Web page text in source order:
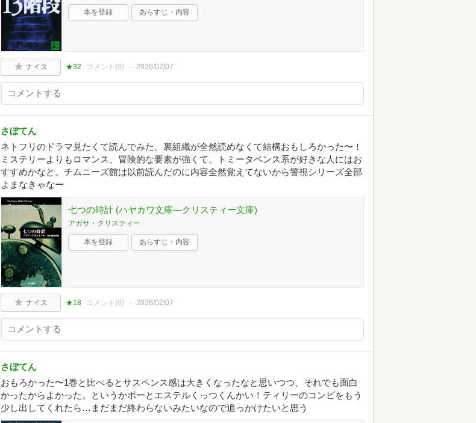
本を登録 あらすじ・内容
ナイス ★32 コメント(0) 2026/02/07
さぼてん
ネトフリのドラマ見たくて読んでみた。裏組織が全然読めなくて結構おもしろかった〜！
ミステリーよりもロマンス、冒険的な要素が強くて、トミータペンス系が好きな人にはお
すすめかなと。チムニーズ館は以前読んだのに内容全然覚えてないから警視シリーズ全部
よまなきゃなー
七つの時計 (ハヤカワ文庫―クリスティー文庫)
アガサ・クリスティー
本を登録 あらすじ・内容
ナイス ★18 コメント(0) 2026/02/07
さぼてん
おもろかった〜1巻と比べるとサスペンス感は大きくなったなと思いつつ、それでも面白
かったからよかった。というかポーとエステルくっつくんかい！ティリーのコンビをもう
少し出してくれたら…まだまだ終わらないみたいなので追っかけたいと思う